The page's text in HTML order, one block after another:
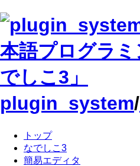
plugin_system/
トップ
なでしこ3
簡易エディタ